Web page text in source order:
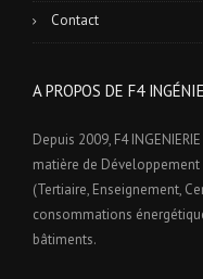
Contact
A PROPOS DE F4
Depuis 2009, F4
matière de
(Tertiaire, Enseignement,
consommations
bâtiments.